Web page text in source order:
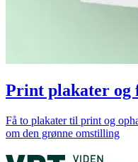
Print plakater og
Få to plakater til print og
om den grønne omstilling